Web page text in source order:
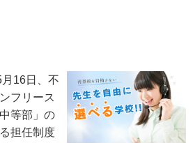
16日、不
フリース
等部」の
担任制度